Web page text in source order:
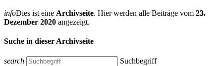
infoDies ist eine Archivseite. Hier werden alle Beiträge vom 23.
Dezember 2020 angezeigt.
Suche in dieser Archivseite
search Suchbegriff